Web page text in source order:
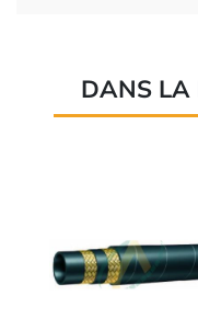
DANS LA